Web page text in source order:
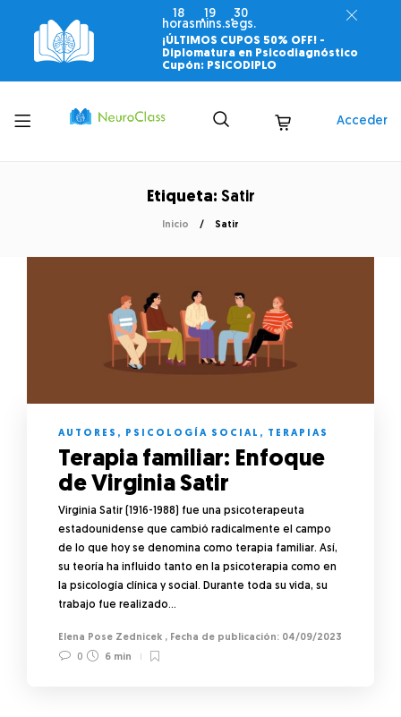
18
horas
19
mins.
30
segs.
¡ÚLTIMOS CUPOS 50% OFF! -
Diplomatura en Psicodiagnóstico
Cupón: PSICODIPLO
Toggle
menu
Acceder
Etiqueta: Satir
Inicio Satir
AUTORES , PSICOLOGÍA SOCIAL , TERAPIAS
Terapia familiar: Enfoque
de Virginia Satir
Virginia Satir (1916-1988) fue una psicoterapeuta
estadounidense que cambió radicalmente el campo
de lo que hoy se denomina como terapia familiar. Así,
su teoría ha influido tanto en la psicoterapia como en
la psicología clínica y social. Durante toda su vida, su
trabajo fue realizado…
Elena Pose Zednicek ,
04/09/2023
0
6 min